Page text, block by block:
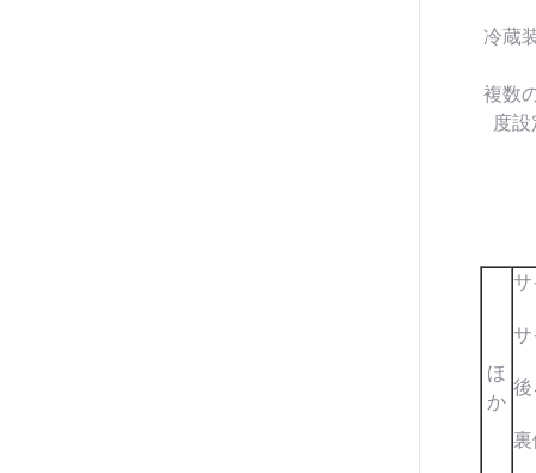
冷蔵
複数
度設
ほ
か
サ
サ
後